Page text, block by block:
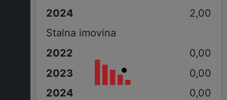
2,00
Stalna imovina
0,00
0,00
0,00